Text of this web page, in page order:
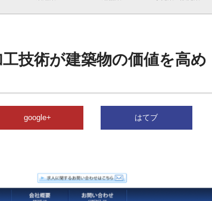
技術が建築物の価値を高め
google+ はてブ